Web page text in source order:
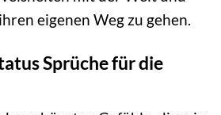
eigenen Weg zu gehen.
Sprüche für die